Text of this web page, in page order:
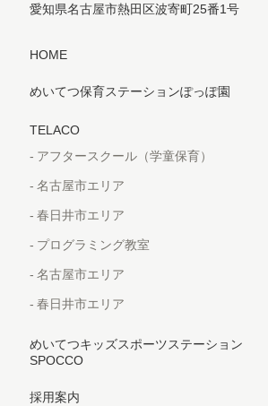
愛知県名古屋市熱田区波寄町25番1号
HOME
めいてつ保育ステーションぽっぽ園
TELACO
アフタースクール（学童保育）
名古屋市エリア
春日井市エリア
プログラミング教室
名古屋市エリア
春日井市エリア
めいてつキッズスポーツステーション
SPOCCO
採用案内